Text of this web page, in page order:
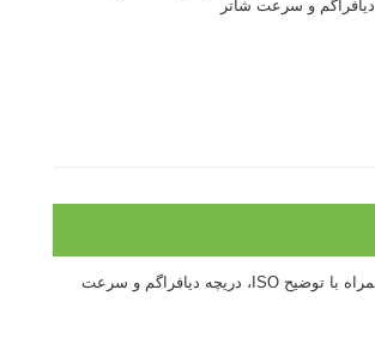
دیافراگم و سرعت شاتر
درک نوردهی – همراه با توضیح ISO، دریچه دیافراگم و سرعت